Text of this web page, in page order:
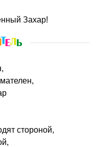
Захар!
стороной,